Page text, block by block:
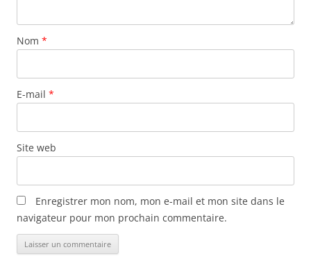
Nom *
E-mail *
Site web
Enregistrer mon nom, mon e-mail et mon site dans le
navigateur pour mon prochain commentaire.